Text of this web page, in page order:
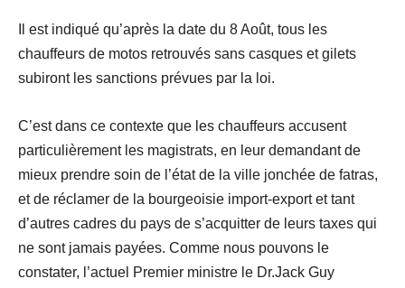
Il est indiqué qu’après la date du 8 Août, tous les
chauffeurs de motos retrouvés sans casques et gilets
subiront les sanctions prévues par la loi.
C’est dans ce contexte que les chauffeurs accusent
particulièrement les magistrats, en leur demandant de
mieux prendre soin de l’état de la ville jonchée de fatras,
et de réclamer de la bourgeoisie import-export et tant
d’autres cadres du pays de s’acquitter de leurs taxes qui
ne sont jamais payées. Comme nous pouvons le
constater, l’actuel Premier ministre le Dr.Jack Guy